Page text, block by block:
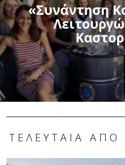
«Συνάντηση
ΤΕΛΕΥΤΑΊΑ ΑΠΌ